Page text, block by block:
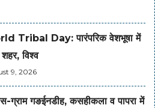
Tribal Day: पारंपरिक वेशभूषा में
विश्व
9, 2026
ग्राम गङईनडीह, कसहीकला व पापरा में